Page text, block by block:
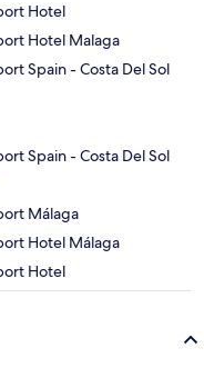
Hotel
Hotel Malaga
Spain - Costa Del Sol
Spain - Costa Del Sol
Málaga
Hotel Málaga
Hotel